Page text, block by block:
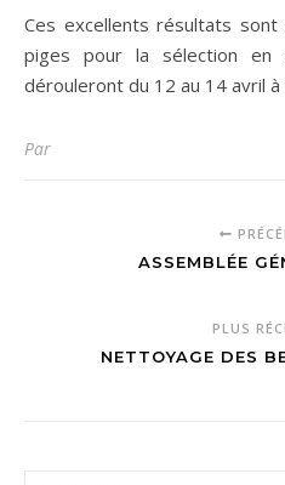
Ces excellents résultats
piges pour la sélection en
dérouleront du 12 au 14 avril
Par
ASSEMBLÉE
PLUS
NETTOYAGE DES